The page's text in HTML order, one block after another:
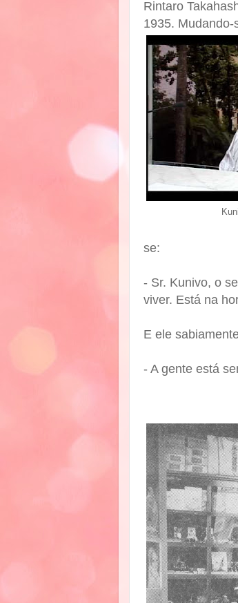
Rintaro
1935. Mudando-
se:
- Sr. Kunivo, o
viver. Está na
E ele
- A gente está